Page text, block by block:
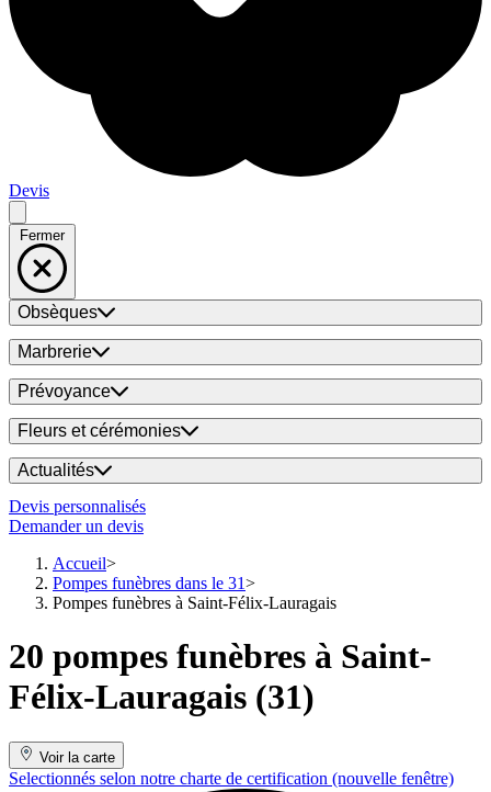
Devis
Fermer
Obsèques
Marbrerie
Prévoyance
Fleurs et cérémonies
Actualités
Devis personnalisés
Demander un devis
Accueil
Pompes funèbres dans le 31
Pompes funèbres à Saint-Félix-Lauragais
20 pompes funèbres à Saint-
Félix-Lauragais (31)
Voir la carte
Selectionnés selon notre charte de certification (nouvelle fenêtre)